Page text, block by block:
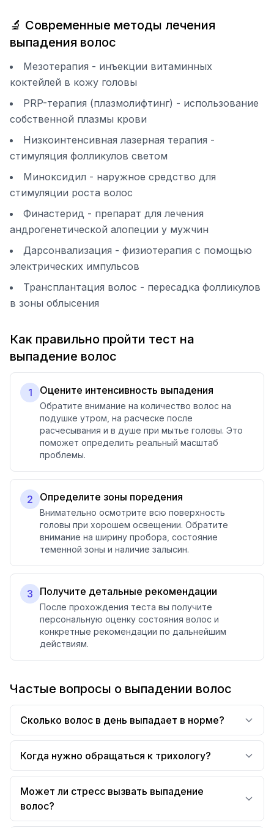
🔬 Современные методы лечения
выпадения волос
Мезотерапия - инъекции витаминных
коктейлей в кожу головы
PRP-терапия (плазмолифтинг) - использование
собственной плазмы крови
Низкоинтенсивная лазерная терапия -
стимуляция фолликулов светом
Миноксидил - наружное средство для
стимуляции роста волос
Финастерид - препарат для лечения
андрогенетической алопеции у мужчин
Дарсонвализация - физиотерапия с помощью
электрических импульсов
Трансплантация волос - пересадка фолликулов
в зоны облысения
Как правильно пройти тест на
выпадение волос
1 Оцените интенсивность выпадения
Обратите внимание на количество волос на
подушке утром, на расческе после
расчесывания и в душе при мытье головы. Это
поможет определить реальный масштаб
проблемы.
2 Определите зоны поредения
Внимательно осмотрите всю поверхность
головы при хорошем освещении. Обратите
внимание на ширину пробора, состояние
теменной зоны и наличие залысин.
3 Получите детальные рекомендации
После прохождения теста вы получите
персональную оценку состояния волос и
конкретные рекомендации по дальнейшим
действиям.
Частые вопросы о выпадении волос
Сколько волос в день выпадает в норме?
Когда нужно обращаться к трихологу?
Может ли стресс вызвать выпадение
волос?